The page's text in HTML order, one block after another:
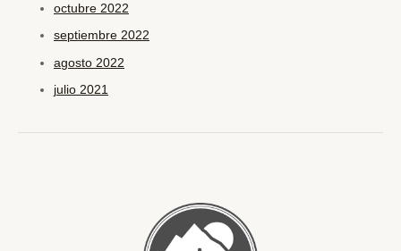
octubre 2022
septiembre 2022
agosto 2022
julio 2021